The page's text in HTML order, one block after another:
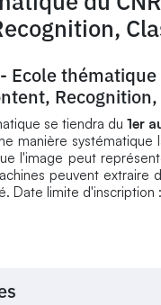
- Ecole thématique
se tiendra du 1er
manière systématique
l'image peut
peuvent extraire
Date limite d'inscription :